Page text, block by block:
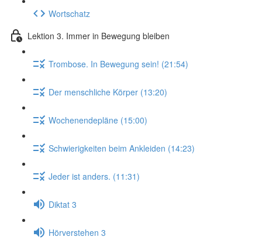
Wortschatz
Lektion 3. Immer in Bewegung bleiben
Trombose. In Bewegung sein! (21:54)
Der menschliche Körper (13:20)
Wochenendepläne (15:00)
Schwierigkeiten beim Ankleiden (14:23)
Jeder ist anders. (11:31)
Diktat 3
Hörverstehen 3